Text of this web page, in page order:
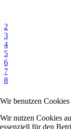
2
3
4
5
6
7
8
Wir benutzen Cookies
Wir nutzen Cookies
essenziell für den